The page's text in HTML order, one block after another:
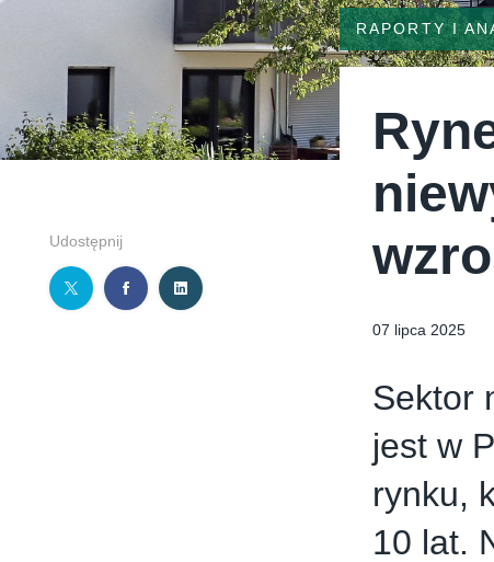
Udostępnij
RAPORTY I
07 lipca 2025
Sektor
jest w
rynku,
10 lat.